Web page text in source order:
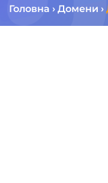
Головна › Домени ›